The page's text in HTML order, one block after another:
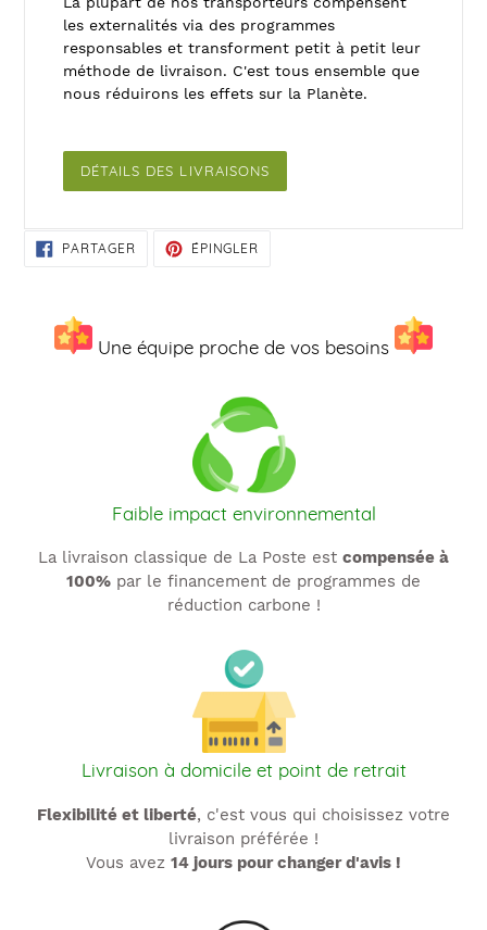
les externalités via des programmes
responsables et transforment petit à petit leur
méthode de livraison. C'est tous ensemble que
nous réduirons les effets sur la Planète.
DÉTAILS DES LIVRAISONS
PARTAGER PARTAGER
SUR
ÉPINGLER
Une équipe proche de vos besoins
Faible impact environnemental
La livraison classique de La Poste est compensée à
100% par le financement de programmes de
réduction carbone !
Livraison à domicile et point de retrait
Flexibilité et liberté, c'est vous qui choisissez votre
livraison préférée !
Vous avez 14 jours pour changer d'avis !